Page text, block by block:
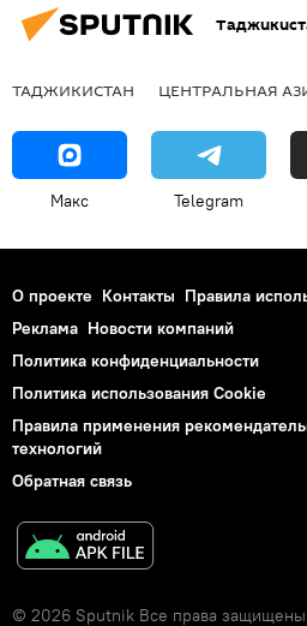
ТАДЖИКИСТАН ЦЕНТРАЛЬНАЯ
Макс Telegram
О проекте Контакты Правила
Реклама Новости компаний
Политика конфиденциальности
Политика использования Cookie
Правила применения
технологий
Обратная связь
© 2026 Sputnik Все права